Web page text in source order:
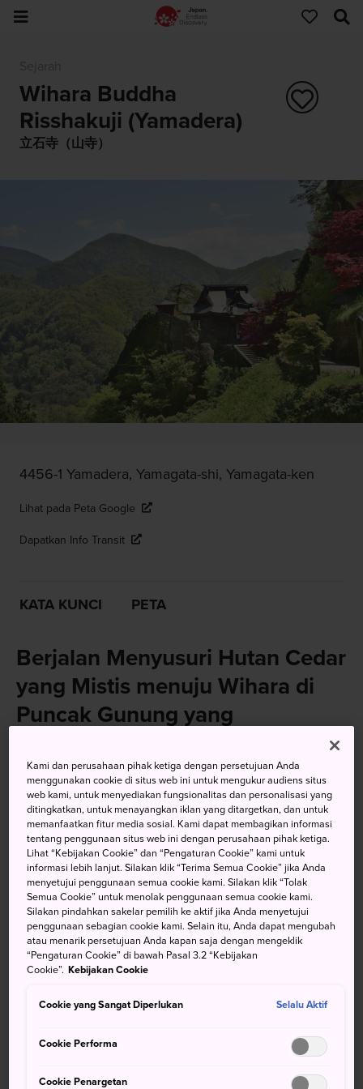
Wihara Buddha
Risshakuji (Yamadera)
立石寺（山寺）
4456-1 Yamadera, Yamagata-shi, Yamagata-ken
Lihat pada Peta Google
Dapatkan Info Transit
KATA KUNCI PETA
Berjalan Menyusuri Hutan Cedar
yang Mistis menuju Wihara di
Puncak Gunung yang
Wihara-wihara Yamadera tersebar di lereng Gn. Hoju di
timur laut Kota Yamagata
. Pendakian 1.000 langkah ke
hutan yang mistis membawa Anda ke kompleks wihara
Yamadera di puncak gunung, yang merupakan salah satu
pemandangan terbaik di bagian utara Jepang.
Jangan Lewatkan
Pemandangan yang tak tertandingi dari Aula
membara selama lebih dari 1.000 tahun
Kami dan perusahaan pihak ketiga dengan persetujuan Anda
menggunakan cookie di situs web ini untuk mengukur audiens situs
web kami, untuk menyediakan fungsionalitas dan personalisasi yang
ditingkatkan, untuk menayangkan iklan yang ditargetkan, dan untuk
memanfaatkan fitur media sosial. Kami dapat membagikan informasi
tentang penggunaan situs web ini dengan perusahaan pihak ketiga.
Lihat “Kebijakan Cookie” dan “Pengaturan Cookie” kami untuk
informasi lebih lanjut. Silakan klik “Terima Semua Cookie” jika Anda
menyetujui penggunaan semua cookie kami. Silakan klik “Tolak
Semua Cookie” untuk menolak penggunaan semua cookie kami.
Silakan pindahkan sakelar pemilih ke aktif jika Anda menyetujui
penggunaan sebagian cookie kami. Selain itu, Anda dapat mengubah
atau menarik persetujuan Anda kapan saja dengan mengeklik
“Pengaturan Cookie” di bawah Pasal 3.2 “Kebijakan
Cookie”. Kebijakan Cookie
Cookie yang Sangat Diperlukan Selalu Aktif
Cookie Performa
Cookie Penargetan